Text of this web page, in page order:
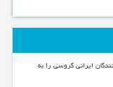
ایرانی گروسی را به